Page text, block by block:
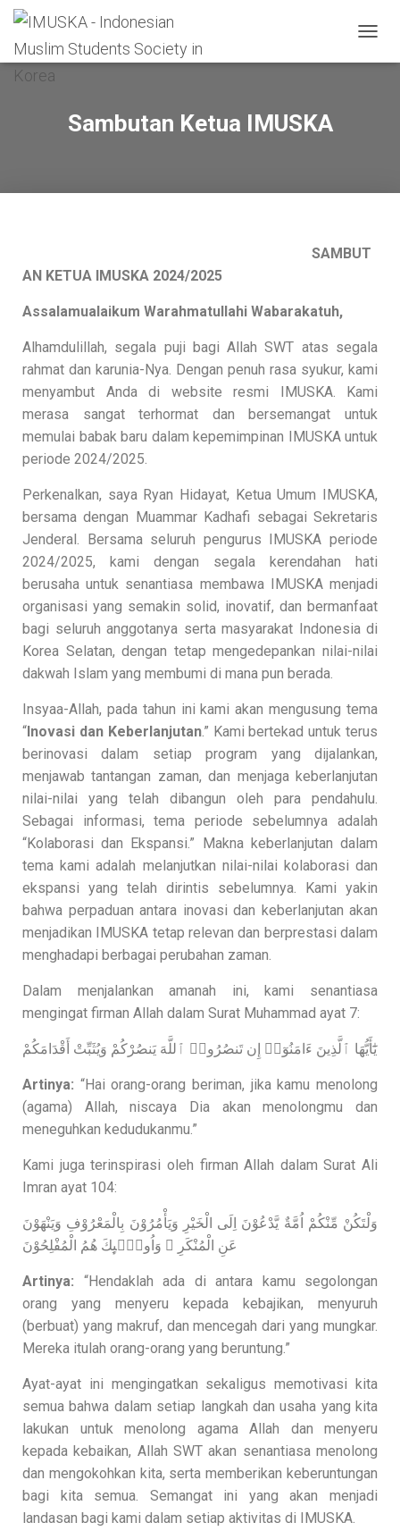
O
T
Sambutan Ketua IMUSKA
SAMBUT
AN KETUA IMUSKA 2024/2025
Assalamualaikum Warahmatullahi Wabarakatuh,
Alhamdulillah, segala puji bagi Allah SWT atas segala
rahmat dan karunia-Nya. Dengan penuh rasa syukur, kami
menyambut Anda di website resmi IMUSKA. Kami
merasa sangat terhormat dan bersemangat untuk
memulai babak baru dalam kepemimpinan IMUSKA untuk
periode 2024/2025.
Perkenalkan, saya Ryan Hidayat, Ketua Umum IMUSKA,
bersama dengan Muammar Kadhafi sebagai Sekretaris
Jenderal. Bersama seluruh pengurus IMUSKA periode
2024/2025, kami dengan segala kerendahan hati
berusaha untuk senantiasa membawa IMUSKA menjadi
organisasi yang semakin solid, inovatif, dan bermanfaat
bagi seluruh anggotanya serta masyarakat Indonesia di
Korea Selatan, dengan tetap mengedepankan nilai-nilai
dakwah Islam yang membumi di mana pun berada.
Insyaa-Allah, pada tahun ini kami akan mengusung tema
“Inovasi dan Keberlanjutan.” Kami bertekad untuk terus
berinovasi dalam setiap program yang dijalankan,
menjawab tantangan zaman, dan menjaga keberlanjutan
nilai-nilai yang telah dibangun oleh para pendahulu.
Sebagai informasi, tema periode sebelumnya adalah
“Kolaborasi dan Ekspansi.” Makna keberlanjutan dalam
tema kami adalah melanjutkan nilai-nilai kolaborasi dan
ekspansi yang telah dirintis sebelumnya. Kami yakin
bahwa perpaduan antara inovasi dan keberlanjutan akan
menjadikan IMUSKA tetap relevan dan berprestasi dalam
menghadapi berbagai perubahan zaman.
Dalam menjalankan amanah ini, kami senantiasa
mengingat firman Allah dalam Surat Muhammad ayat 7:
يَٰٓأَيُّهَا ٱلَّذِينَ ءَامَنُوٓا۟ إِن تَنصُرُوا۟ ٱللَّهَ يَنصُرْكُمْ وَيُثَبِّتْ أَقْدَامَكُمْ
Artinya: “Hai orang-orang beriman, jika kamu menolong
(agama) Allah, niscaya Dia akan menolongmu dan
meneguhkan kedudukanmu.”
Kami juga terinspirasi oleh firman Allah dalam Surat Ali
Imran ayat 104:
وَلْتَكُنْ مِّنْكُمْ اُمَّةٌ يَّدْعُوْنَ اِلَى الْخَيْرِ وَيَأْمُرُوْنَ بِالْمَعْرُوْفِ وَيَنْهَوْنَ
عَنِ الْمُنْكَرِ ۗ وَاُولٰۤىِٕكَ هُمُ الْمُفْلِحُوْنَ
Artinya: “Hendaklah ada di antara kamu segolongan
orang yang menyeru kepada kebajikan, menyuruh
(berbuat) yang makruf, dan mencegah dari yang mungkar.
Mereka itulah orang-orang yang beruntung.”
Ayat-ayat ini mengingatkan sekaligus memotivasi kita
semua bahwa dalam setiap langkah dan usaha yang kita
lakukan untuk menolong agama Allah dan menyeru
kepada kebaikan, Allah SWT akan senantiasa menolong
dan mengokohkan kita, serta memberikan keberuntungan
bagi kita semua. Semangat ini yang akan menjadi
landasan bagi kami dalam setiap aktivitas di IMUSKA.